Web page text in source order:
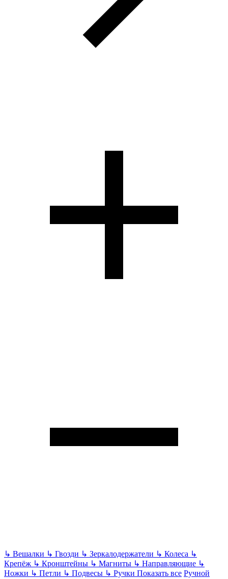
↳ Вешалки ↳ Гвозди ↳ Зеркалодержатели ↳ Колеса ↳
Крепёж ↳ Кронштейны ↳ Магниты ↳ Направляющие ↳
Ножки ↳ Петли ↳ Подвесы ↳ Ручки Показать все Ручной